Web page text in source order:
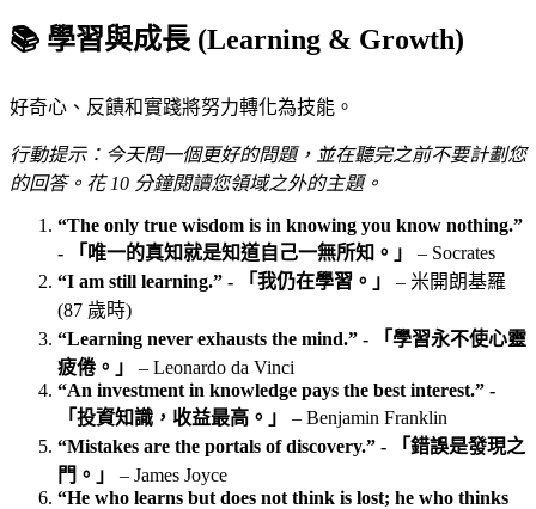
📚 學習與成長 (Learning & Growth)
好奇心、反饋和實踐將努力轉化為技能。
行動提示：今天問一個更好的問題，並在聽完之前不要計劃您
的回答。花 10 分鐘閱讀您領域之外的主題。
“The only true wisdom is in knowing you know nothing.”
- 「唯一的真知就是知道自己一無所知。」
– Socrates
“I am still learning.” - 「我仍在學習。」
– 米開朗基羅
(87 歲時)
“Learning never exhausts the mind.” - 「學習永不使心靈
疲倦。」
– Leonardo da Vinci
“An investment in knowledge pays the best interest.” -
「投資知識，收益最高。」
– Benjamin Franklin
“Mistakes are the portals of discovery.” - 「錯誤是發現之
門。」
– James Joyce
“He who learns but does not think is lost; he who thinks